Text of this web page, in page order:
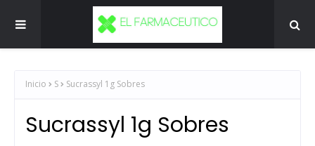
Inicio S Sucrassyl 1g Sobres
Sucrassyl 1g Sobres